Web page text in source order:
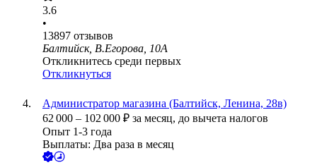
3.6
•
13897 отзывов
Балтийск, В.Егорова, 10А
Откликнитесь среди первых
Откликнуться
Администратор магазина (Балтийск, Ленина, 28в)
62 000 – 102 000 ₽ за месяц, до вычета налогов
Опыт 1-3 года
Выплаты: Два раза в месяц